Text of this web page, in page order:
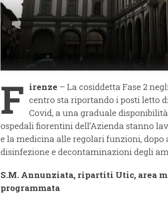
F irenze – La cosiddetta Fase 2
centro sta riportando i posti letto
Covid, a una graduale
ospedali fiorentini dell’Azienda stanno
e la medicina alle regolari funzioni, dopo
disinfezione e decontaminazioni degli
S.M. Annunziata, ripartiti Utic, area
programmata